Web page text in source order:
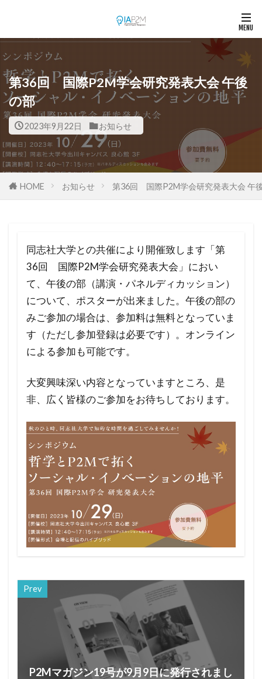
第36回 国際P2M学会研究発表大会 午後
の部
2023年9月22日 お知らせ
HOME お知らせ 第36回 国際P2M学会研究発表大会 午
同志社大学との共催により開催致します「第
36回 国際P2M学会研究発表大会」におい
て、午後の部（講演・パネルディカッション）
について、ポスターが出来ました。午後の部の
みご参加の場合は、参加料は無料となっていま
す（ただし参加登録は必要です）。オンライン
による参加も可能です。
大変興味深い内容となっていますところ、是
非、広く皆様のご参加をお待ちしております。
Prev
P2Mマガジン19号が9月9日に発行されまし